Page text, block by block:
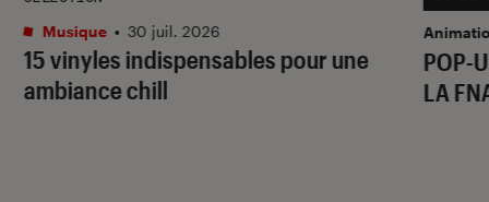
15 vinyles indispensables pour une
ambiance chill
Musique • 30 juil. 2026
POP-
LA